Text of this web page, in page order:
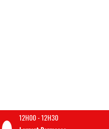
12H00-12H30